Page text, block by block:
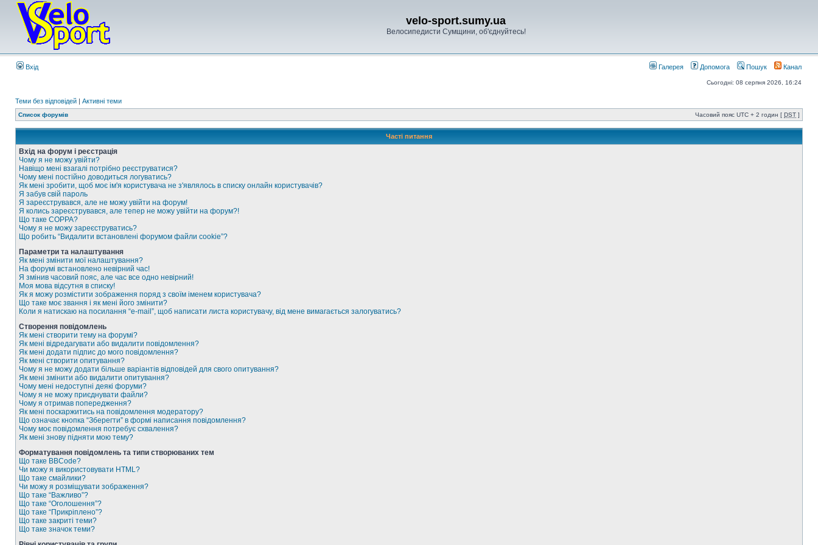
velo-sport.sumy.ua
Велосипедисти Сумщини, об'єднуйтесь!
Вхід Галерея Допомога Пошук Канал
Сьогодні: 08 серпня 2026, 16:24
Теми без відповідей | Активні теми
Список форумів Часовий пояс UTC + 2 годин [ DST ]
Часті питання
Вхід на форум і реєстрація
Чому я не можу увійти?
Навіщо мені взагалі потрібно реєструватися?
Чому мені постійно доводиться логуватись?
Як мені зробити, щоб моє ім'я користувача не з'являлось в списку онлайн користувачів?
Я забув свій пароль
Я зареєструвався, але не можу увійти на форум!
Я колись зареєструвався, але тепер не можу увійти на форум?!
Що таке COPPA?
Чому я не можу зареєструватись?
Що робить “Видалити встановлені форумом файли cookie”?
Параметри та налаштування
Як мені змінити мої налаштування?
На форумі встановлено невірний час!
Я змінив часовий пояс, але час все одно невірний!
Моя мова відсутня в списку!
Як я можу розмістити зображення поряд з своїм іменем користувача?
Що таке моє звання і як мені його змінити?
Коли я натискаю на посилання “e-mail”, щоб написати листа користувачу, від мене вимагається залогуватись?
Створення повідомлень
Як мені створити тему на форумі?
Як мені відредагувати або видалити повідомлення?
Як мені додати підпис до мого повідомлення?
Як мені створити опитування?
Чому я не можу додати більше варіантів відповідей для свого опитування?
Як мені змінити або видалити опитування?
Чому мені недоступні деякі форуми?
Чому я не можу приєднувати файли?
Чому я отримав попередження?
Як мені поскаржитись на повідомлення модератору?
Що означає кнопка “Зберегти” в формі написання повідомлення?
Чому моє повідомлення потребує схвалення?
Як мені знову підняти мою тему?
Форматування повідомлень та типи створюваних тем
Що таке BBCode?
Чи можу я використовувати HTML?
Що таке смайлики?
Чи можу я розміщувати зображення?
Що таке “Важливо”?
Що таке “Оголошення”?
Що таке “Прикріплено”?
Що таке закриті теми?
Що таке значок теми?